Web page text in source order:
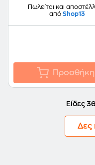
Πωλείται και
από Shop13
Προσθήκη
Είδες
Δες